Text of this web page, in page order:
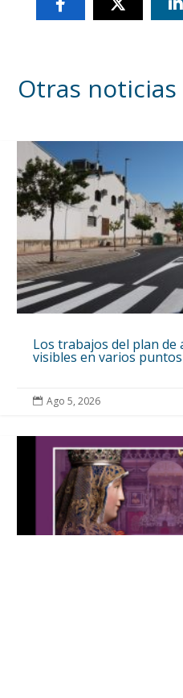
Otras noticias
Los trabajos del plan de
visibles en varios
 Ago 5, 2026